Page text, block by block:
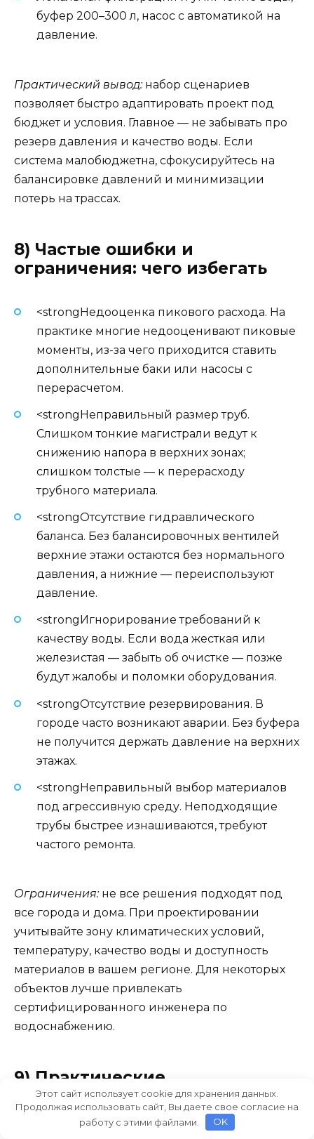
буфер 200–300 л, насос с автоматикой на
давление.
Практический вывод:набор сценариев
позволяет быстро адаптировать проект под
бюджет и условия. Главное — не забывать про
резерв давления и качество воды. Если
система малобюджетна, сфокусируйтесь на
балансировке давлений и минимизации
потерь на трассах.
8) Частые ошибки и
ограничения: чего избегать
<strongНедооценка пикового расхода. На
практике многие недооценивают пиковые
моменты, из-за чего приходится ставить
дополнительные баки или насосы с
перерасчетом.
<strongНеправильный размер труб.
Слишком тонкие магистрали ведут к
снижению напора в верхних зонах;
слишком толстые — к перерасходу
трубного материала.
<strongОтсутствие гидравлического
баланса. Без балансировочных вентилей
верхние этажи остаются без нормального
давления, а нижние — переиспользуют
давление.
<strongИгнорирование требований к
качеству воды. Если вода жесткая или
железистая — забыть об очистке — позже
будут жалобы и поломки оборудования.
<strongОтсутствие резервирования. В
городе часто возникают аварии. Без буфера
не получится держать давление на верхних
этажах.
<strongНеправильный выбор материалов
под агрессивную среду. Неподходящие
трубы быстрее изнашиваются, требуют
частого ремонта.
Ограничения:не все решения подходят под
все города и дома. При проектировании
учитывайте зону климатических условий,
температуру, качество воды и доступность
материалов в вашем регионе. Для некоторых
объектов лучше привлекать
сертифицированного инженера по
водоснабжению.
9) Практические
инструктивные шаги: что
сделать прямо сейчас
Этот сайт использует cookie для хранения данных.
Продолжая использовать сайт, Вы даете свое согласие на
работу с этими файлами.
OK